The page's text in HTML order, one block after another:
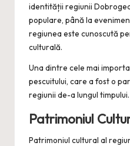
identității regiunii
populare, până la
regiunea este cunoscută
culturală.
Una dintre cele mai
pescuitului, care a fost o
regiunii de-a lungul timpului.
Patrimoniul
Patrimoniul cultural al